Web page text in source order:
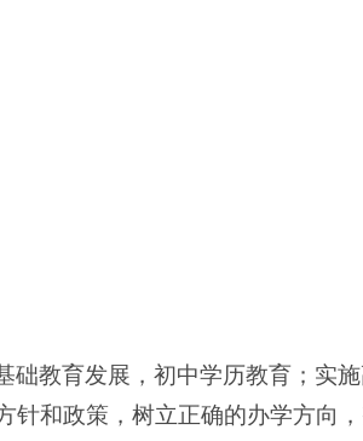
础教育发展，初中学历教育；实
针和政策，树立正确的办学方向